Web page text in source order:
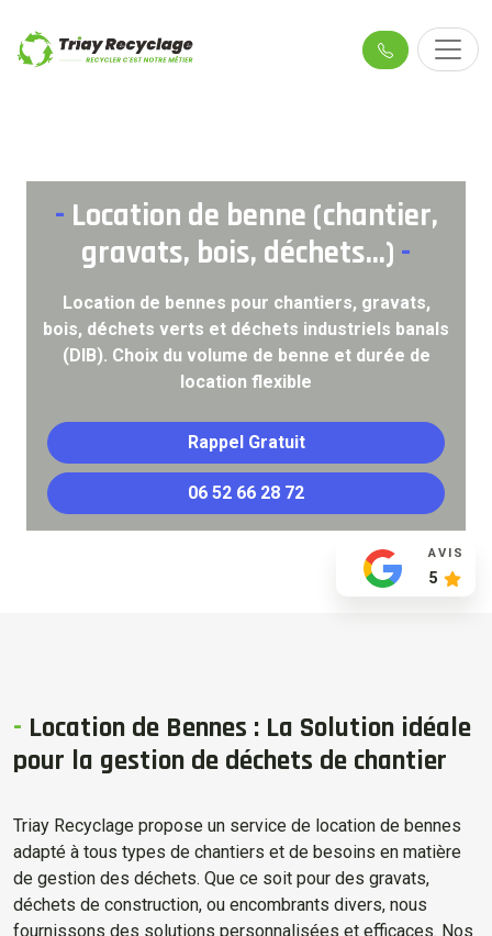
- Location de benne (chantier,
gravats, bois, déchets...) -
Location de bennes pour chantiers, gravats,
bois, déchets verts et déchets industriels banals
(DIB). Choix du volume de benne et durée de
location flexible
Rappel Gratuit
06 52 66 28 72
AVIS
5
- Location de Bennes : La Solution idéale
pour la gestion de déchets de chantier
Triay Recyclage propose un service de location de bennes
adapté à tous types de chantiers et de besoins en matière
de gestion des déchets. Que ce soit pour des gravats,
déchets de construction, ou encombrants divers, nous
fournissons des solutions personnalisées et efficaces. Nos